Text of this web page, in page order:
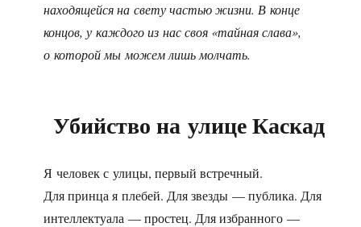
находящейся на свету частью жизни. В конце
концов, у каждого из нас своя «тайная слава»,
о которой мы можем лишь молчать.
Убийство на улице Каскад
Я человек с улицы, первый встречный.
Для принца я плебей. Для звезды — публика. Для
интеллектуала — простец. Для избранного —